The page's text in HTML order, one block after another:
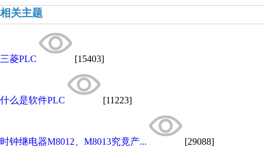
相关主题
三菱PLC [15403]
什么是软件PLC [11223]
时钟继电器M8012、M8013究竟产... [29088]